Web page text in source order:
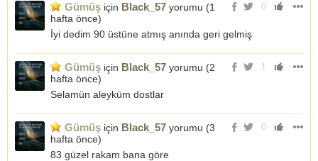
0
Gümüş için Black_57 yorumu (1
hafta önce)
İyi dedim 90 üstüne atmış anında geri gelmiş
1
Gümüş için Black_57 yorumu (2
hafta önce)
Selamün aleyküm dostlar
0
Gümüş için Black_57 yorumu (3
hafta önce)
83 güzel rakam bana göre